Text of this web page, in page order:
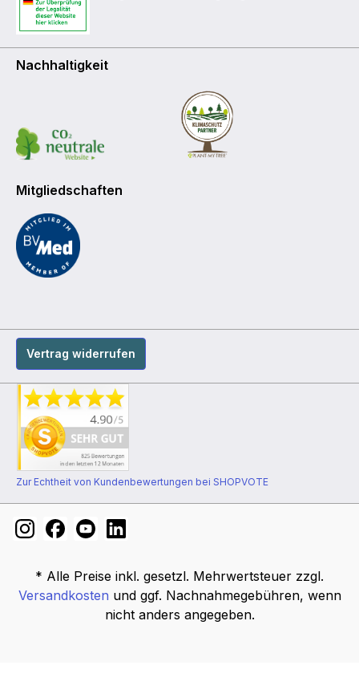
Nachhaltigkeit
Mitgliedschaften
Vertrag widerrufen
Zur Echtheit von Kundenbewertungen bei SHOPVOTE
* Alle Preise inkl. gesetzl. Mehrwertsteuer zzgl.
Versandkosten und ggf. Nachnahmegebühren, wenn
nicht anders angegeben.